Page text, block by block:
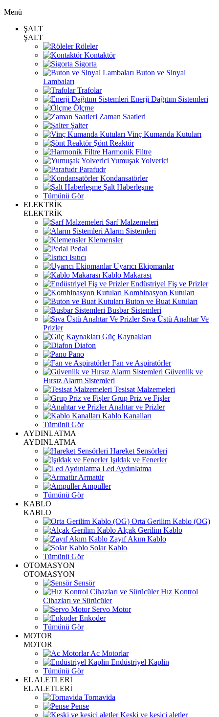
Menü
ŞALT
ŞALT
Röleler
Kontaktör
Sigorta
Buton ve Sinyal
Lambaları
Trafolar
Enerji Dağıtım Sistemleri
Ölçme
Zaman Saatleri
Şalter
Vinç Kumanda Kutuları
Şönt Reaktör
Harmonik Filtre
Yumuşak Yolverici
Parafudr
Kondansatörler
Şalt Haberleşme
Tümünü Gör
ELEKTRİK
ELEKTRİK
Sarf Malzemeleri
Alarm Sistemleri
Klemensler
Pedal
Isıtıcı
Uyarıcı Ekipmanlar
Kablo Makarası
Endüstriyel Fiş ve Prizler
Kombinasyon Kutuları
Buton ve Buat Kutuları
Busbar Sistemleri
Sıva Üstü Anahtar Ve
Prizler
Güç Kaynakları
Diafon
Pano
Fan ve Aspiratörler
Güvenlik ve
Hırsız Alarm Sistemleri
Tesisat Malzemeleri
Grup Priz ve Fişler
Anahtar ve Prizler
Kablo Kanalları
Tümünü Gör
AYDINLATMA
AYDINLATMA
Hareket Sensörleri
Işıldak ve Fenerler
Led Aydınlatma
Armatür
Ampuller
Tümünü Gör
KABLO
KABLO
Orta Gerilim Kablo (OG)
Alçak Gerilim Kablo
Zayıf Akım Kablo
Solar Kablo
Tümünü Gör
OTOMASYON
OTOMASYON
Sensör
Hız Kontrol
Cihazları ve Sürücüler
Servo Motor
Enkoder
Tümünü Gör
MOTOR
MOTOR
Ac Motorlar
Endüstriyel Kaplin
Tümünü Gör
EL ALETLERİ
EL ALETLERİ
Tornavida
Pense
Keski ve kesici aletler